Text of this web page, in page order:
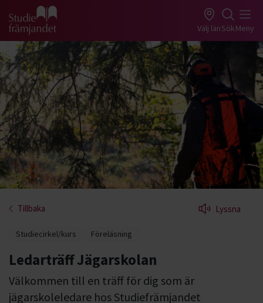
Gå till studiefrämjandets startsida Välj länSökMeny
Tillbaka Lyssna
Studiecirkel/kurs Föreläsning
Ledarträff Jägarskolan
Välkommen till en träff för dig som är
jägarskoleledare hos Studiefrämjandet